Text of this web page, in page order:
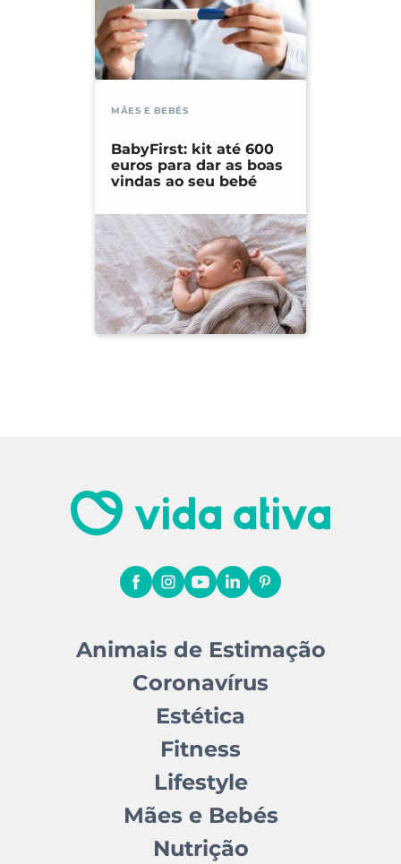
MÃES E BEBÉS
BabyFirst: kit até 600
euros para dar as boas
vindas ao seu bebé
Animais de Estimação
Coronavírus
Estética
Fitness
Lifestyle
Mães e Bebés
Nutrição